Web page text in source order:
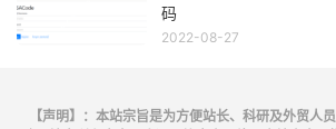
码
2022-08-27
【声明】：本站宗旨是为方便站长、科研及外贸人